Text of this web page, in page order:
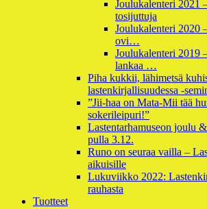
Joulukalenteri 2021
tosijuttuja
Joulukalenteri 2020
ovi…
Joulukalenteri 2019
lankaa …
Piha kukkii, lähimetsä
lastenkirjallisuudessa -
”Jii-haa on Mata-Mii tää
sokerileipuri!”
Lastentarhamuseon joulu
pulla 3.12.
Runo on seuraa vailla –
aikuisille
Lukuviikko 2022:
rauhasta
Tuotteet